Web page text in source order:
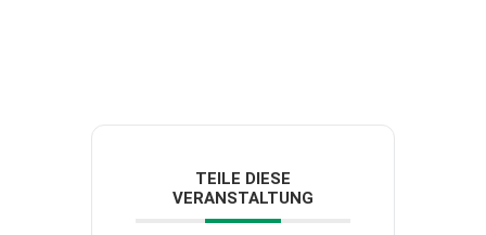
TEILE DIESE
VERANSTALTUNG